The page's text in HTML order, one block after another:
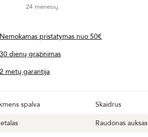
24 mėnesių.
Nemokamas pristatymas nuo 50€
30 dienų grąžinimas
2 metų garantija
spalva
Skaidrus
Raudonas auksas